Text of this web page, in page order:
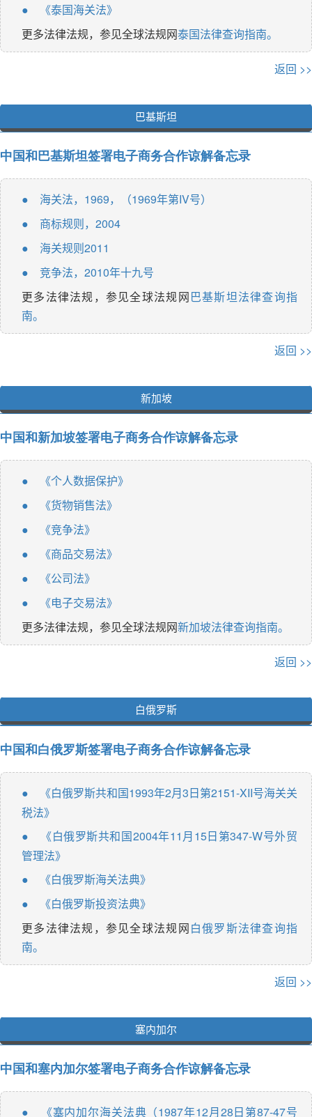
●
《泰国海关法》
更多法律法规，参见全球法规网泰国法律查询指南。
返回 >>
巴基斯坦
中国和巴基斯坦签署电子商务合作谅解备忘录
● 海关法，1969，（1969年第IV号）
● 商标规则，2004
● 海关规则2011
●
竞争法，2010年十九号
更多法律法规，参见全球法规网巴基斯坦法律查询指
南。
返回 >>
新加坡
中国和新加坡签署电子商务合作谅解备忘录
● 《个人数据保护》
● 《货物销售法》
● 《竞争法》
● 《商品交易法》
● 《公司法》
●
《电子交易法》
更多法律法规，参见全球法规网新加坡法律查询指南。
返回 >>
白俄罗斯
中国和白俄罗斯签署电子商务合作谅解备忘录
●
《白俄罗斯共和国1993年2月3日第2151-XII号海关关
税法》
●
《白俄罗斯共和国2004年11月15日第347-W号外贸
管理法》
● 《白俄罗斯海关法典》
●
《白俄罗斯投资法典》
更多法律法规，参见全球法规网白俄罗斯法律查询指
南。
返回 >>
塞内加尔
中国和塞内加尔签署电子商务合作谅解备忘录
● 《塞内加尔海关法典（1987年12月28日第87-47号